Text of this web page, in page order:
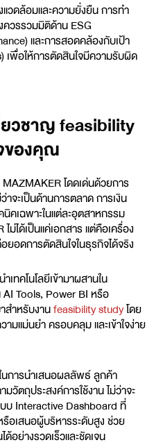
วดล้อมและความยั่งยืน การทำ
วรรวมมิติด้าน ESG
และการสอดคล้องกับเป้า
พื่อให้การตัดสินใจมีความรับผิด
ยวชาญ feasibility
ของคุณ
MAZMAKER โดดเด่นด้วยการ
าจะเป็นด้านการตลาด การเงิน
คเฉพาะในแต่ละอุตสาหกรรม
ได้เป็นแค่เอกสาร แต่คือเครื่อง
ยอดการตัดสินใจในธุรกิจได้จริง
ทคโนโลยีเข้ามาผสานใน
AI Tools, Power BI หรือ
สำหรับงานfeasibility studyโดย
ามแม่นยำ ครอบคลุม และเข้าใจง่าย
นการนำเสนอผลลัพธ์ ลูกค้า
วัตถุประสงค์การใช้งาน ไม่ว่าจะ
บบ Interactive Dashboard ที่
รือเสนอผู้บริหารระดับสูง ช่วย
อย่างรวดเร็วและชัดเจน